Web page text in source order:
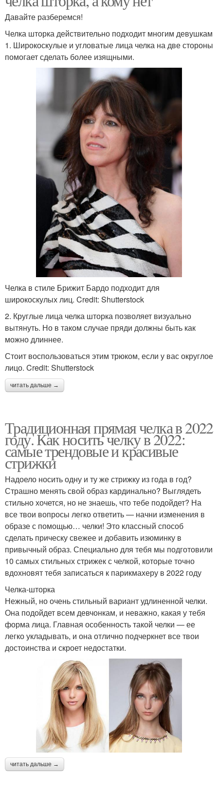
Давайте разберемся!
Челка шторка действительно подходит многим девушкам
1. Широкоскулые и угловатые лица челка на две стороны
помогает сделать более изящными.
Челка в стиле Брижит Бардо подходит для
широкоскулых лиц. Credit: Shutterstock
2. Круглые лица челка шторка позволяет визуально
вытянуть. Но в таком случае пряди должны быть как
можно длиннее.
Стоит воспользоваться этим трюком, если у вас округлое
лицо. Credit: Shutterstock
читать дальше →
Традиционная прямая челка в 2022
году. Как носить челку в 2022:
самые трендовые и красивые
стрижки
Надоело носить одну и ту же стрижку из года в год?
Страшно менять свой образ кардинально? Выглядеть
стильно хочется, но не знаешь, что тебе подойдет? На
все твои вопросы легко ответить — начни изменения в
образе с помощью… челки! Это классный способ
сделать прическу свежее и добавить изюминку в
привычный образ. Специально для тебя мы подготовили
10 самых стильных стрижек с челкой, которые точно
вдохновят тебя записаться к парикмахеру в 2022 году
Челка-шторка
Нежный, но очень стильный вариант удлиненной челки.
Она подойдет всем девчонкам, и неважно, какая у тебя
форма лица. Главная особенность такой челки — ее
легко укладывать, и она отлично подчеркнет все твои
достоинства и скроет недостатки.
читать дальше →